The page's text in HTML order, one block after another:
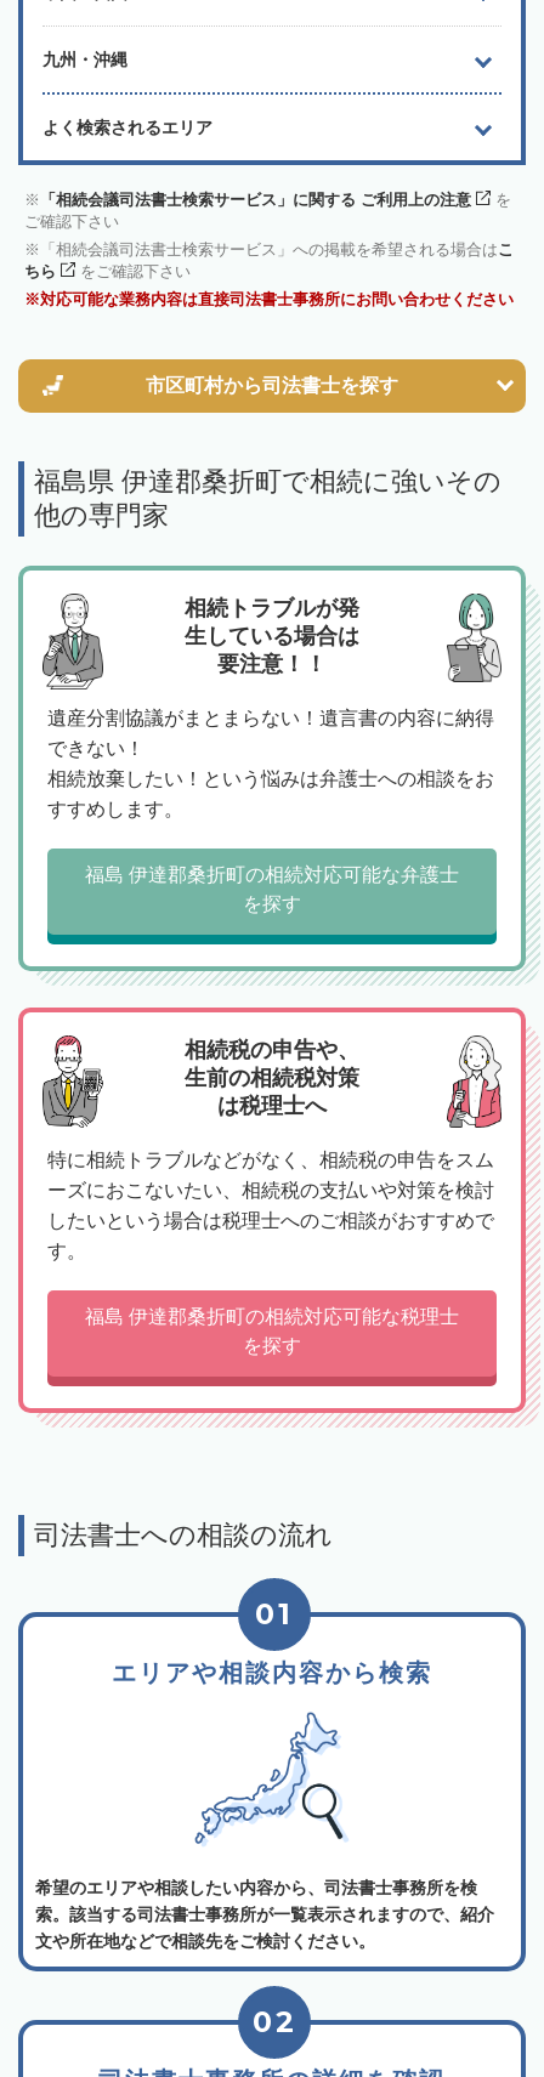
九州・沖縄
よく検索されるエリア
「相続会議司法書士検索サービス」に関する ご利用上の注意
を
ご確認下さい
「相続会議司法書士検索サービス」への掲載を希望される場合はこ
ちら
をご確認下さい
対応可能な業務内容は直接司法書士事務所にお問い合わせください
市区町村から司法書士を探す
福島県 伊達郡桑折町で相続に強いその
他の専門家
相続トラブルが発
生している場合は
要注意！！
遺産分割協議がまとまらない！遺言書の内容に納得
できない！
相続放棄したい！という悩みは弁護士への相談をお
すすめします。
福島 伊達郡桑折町の相続対応可能な弁護士
を探す
相続税の申告や、
生前の相続税対策
は税理士へ
特に相続トラブルなどがなく、相続税の申告をスム
ーズにおこないたい、相続税の支払いや対策を検討
したいという場合は税理士へのご相談がおすすめで
す。
福島 伊達郡桑折町の相続対応可能な税理士
を探す
司法書士への相談の流れ
エリアや相談内容から検索
01
希望のエリアや相談したい内容から、司法書士事務所を検
索。該当する司法書士事務所が一覧表示されますので、紹介
文や所在地などで相談先をご検討ください。
02